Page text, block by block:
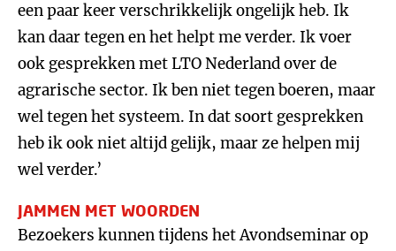
een paar keer verschrikkelijk ongelijk heb. Ik
kan daar tegen en het helpt me verder. Ik voer
ook gesprekken met LTO Nederland over de
agrarische sector. Ik ben niet tegen boeren, maar
wel tegen het systeem. In dat soort gesprekken
heb ik ook niet altijd gelijk, maar ze helpen mij
wel verder.’
JAMMEN MET WOORDEN
Bezoekers kunnen tijdens het Avondseminar op